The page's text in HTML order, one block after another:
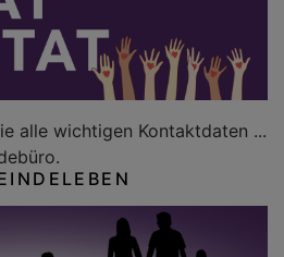
alle wichtigen Kontaktdaten ...